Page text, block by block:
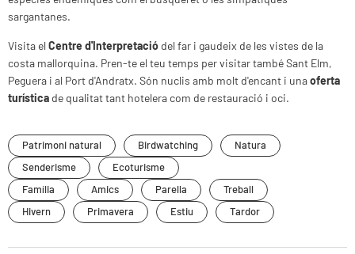
sargantanes.
Visita el Centre d'Interpretació del far i gaudeix de les vistes de la
costa mallorquina. Pren-te el teu temps per visitar també Sant Elm,
Peguera i al Port d'Andratx. Són nuclis amb molt d'encant i unaoferta
turística de qualitat tant hotelera com de restauració i oci.
Patrimoni natural Birdwatching
Natura
Senderisme
Ecoturisme
Família
Amics Parella
Treball
Hivern
Primavera Estiu Tardor